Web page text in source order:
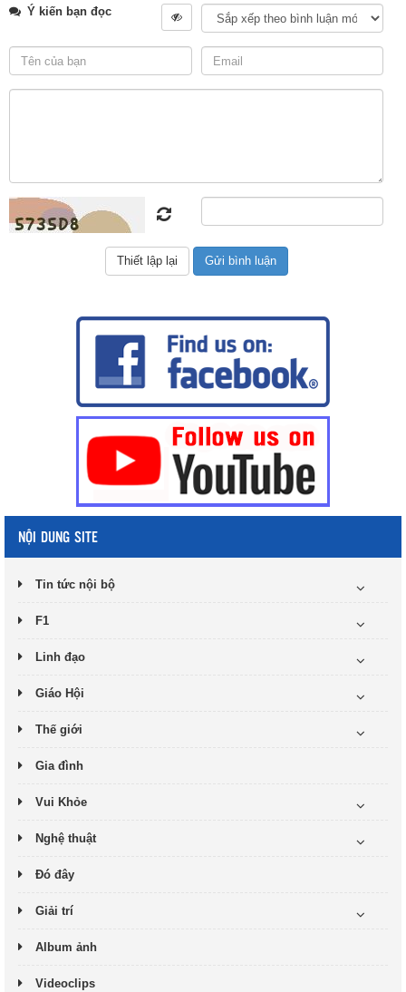
Ý kiến bạn đọc
NỘI DUNG SITE
Tin tức nội bộ
F1
Linh đạo
Giáo Hội
Thế giới
Gia đình
Vui Khỏe
Nghệ thuật
Đó đây
Giải trí
Album ảnh
Videoclips